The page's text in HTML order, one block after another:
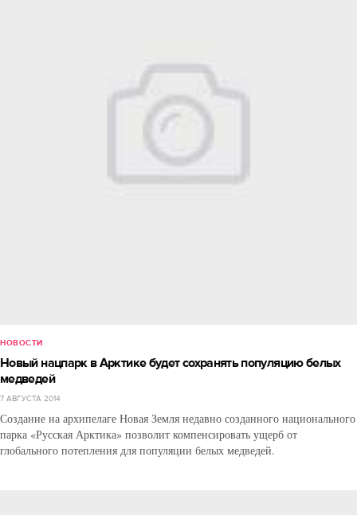
НОВОСТИ
Новый нацпарк в Арктике будет сохранять популяцию белых
медведей
7 АВГУСТА 2014
Создание на архипелаге Новая Земля недавно созданного национального
парка «Русская Арктика» позволит компенсировать ущерб от
глобального потепления для популяции белых медведей.